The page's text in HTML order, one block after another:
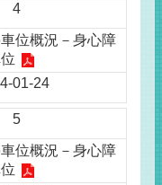
4
位概況－身心障
01-24
5
位概況－身心障